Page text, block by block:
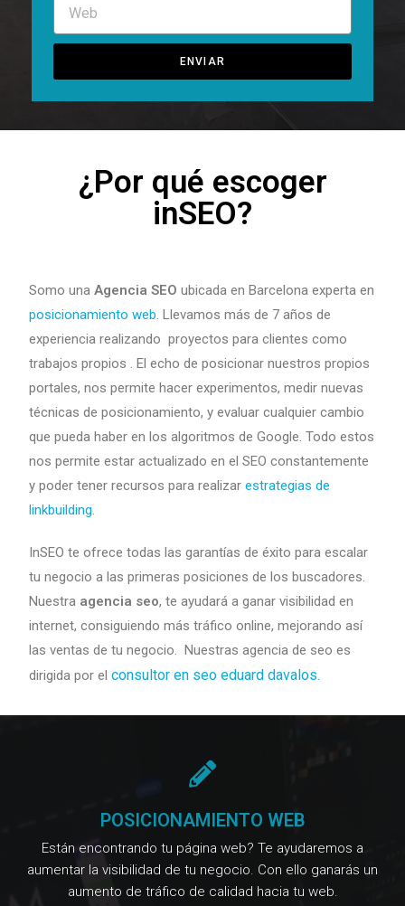
ENVIAR
¿Por qué escoger
inSEO?
Somo unaAgencia SEOubicada en Barcelona experta en
posicionamiento web. Llevamos más de 7 años de
experiencia realizando proyectos para clientes como
trabajos propios . El echo de posicionar nuestros propios
portales, nos permite hacer experimentos, medir nuevas
técnicas de posicionamiento, y evaluar cualquier cambio
que pueda haber en los algoritmos de Google. Todo estos
nos permite estar actualizado en el SEO constantemente
y poder tener recursos para realizarestrategias de
linkbuilding.
InSEO te ofrece todas las garantías de éxito para escalar
tu negocio a las primeras posiciones de los buscadores.
Nuestra agencia seo, te ayudará a ganar visibilidad en
internet, consiguiendo más tráfico online, mejorando así
las ventas de tu negocio. Nuestras agencia de seo es
dirigida por elconsultor en seo eduard davalos.
POSICIONAMIENTO WEB
Están encontrando tu página web? Te ayudaremos a
aumentar la visibilidad de tu negocio. Con ello ganarás un
aumento de tráfico de calidad hacia tu web.